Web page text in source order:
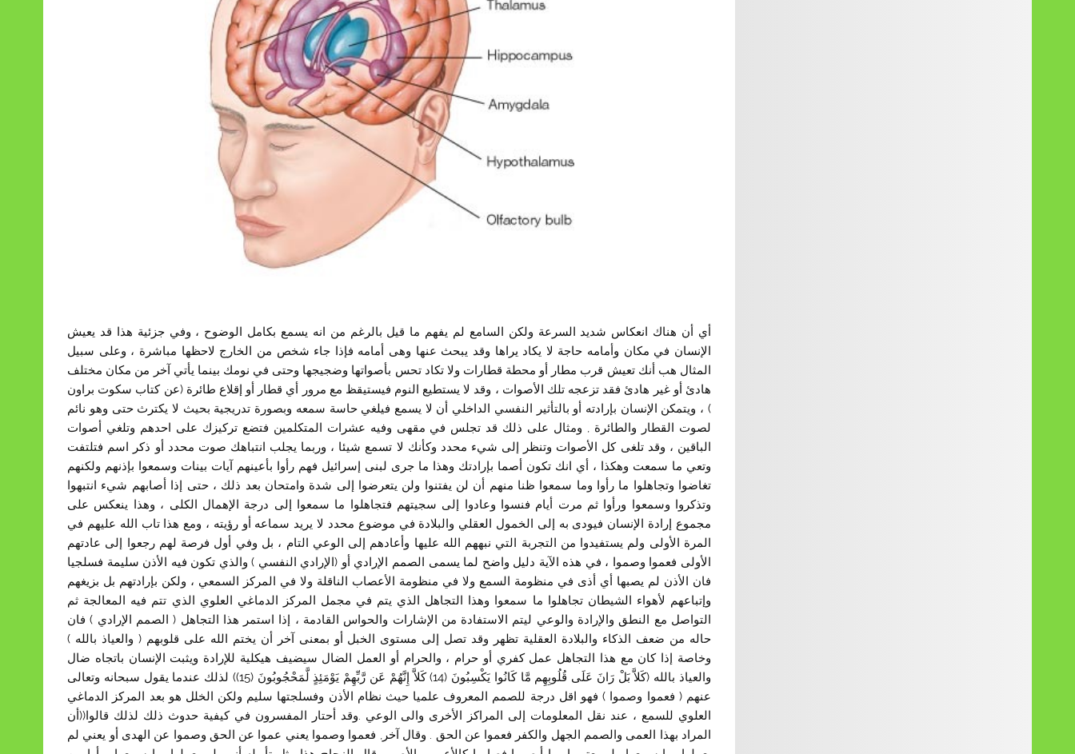
أي أن هناك انعكاس شديد السرعة ولكن السامع لم يفهم ما قيل بالرغم من انه يسمع بكامل الوضوح ، وفي جزئية هذا قد يعيش
الإنسان في مكان وأمامه حاجة لا يكاد يراها وقد يبحث عنها وهى أمامه فإذا جاء شخص من الخارج لاحظها مباشرة ، وعلى سبيل
المثال هب أنك تعيش قرب مطار أو محطة قطارات ولا تكاد تحس بأصواتها وضجيجها وحتى في نومك بينما يأتي آخر من مكان مختلف
هادئ أو غير هادئ فقد تزعجه تلك الأصوات ، وقد لا يستطيع النوم فيستيقظ مع مرور أي قطار أو إقلاع طائرة (عن كتاب سكوت براون
) ، ويتمكن الإنسان بإرادته أو بالتأثير النفسي الداخلي أن لا يسمع فيلغي حاسة سمعه وبصورة تدريجية بحيث لا يكترث حتى وهو نائم
لصوت القطار والطائرة , ومثال على ذلك قد تجلس في مقهى وفيه عشرات المتكلمين فتضع تركيزك على احدهم وتلغي أصوات
الباقين ، وقد تلغى كل الأصوات وتنظر إلى شيء محدد وكأنك لا تسمع شيئا ، وربما يجلب انتباهك صوت محدد أو ذكر اسم فتلتفت
وتعي ما سمعت وهكذا ، أي انك تكون أصما بإرادتك وهذا ما جرى لبنى إسرائيل فهم رأوا بأعينهم آيات بينات وسمعوا بإذنهم ولكنهم
تغاضوا وتجاهلوا ما رأوا وما سمعوا ظنا منهم أن لن يفتنوا ولن يتعرضوا إلى شدة وامتحان بعد ذلك ، حتى إذا أصابهم شيء انتبهوا
وتذكروا وسمعوا ورأوا ثم مرت أيام فنسوا وعادوا إلى سجيتهم فتجاهلوا ما سمعوا إلى درجة الإهمال الكلى ، وهذا ينعكس على
مجموع إرادة الإنسان فيودى به إلى الخمول العقلي والبلادة في موضوع محدد لا يريد سماعه أو رؤيته ، ومع هذا تاب الله عليهم في
المرة الأولى ولم يستفيدوا من التجربة التي نبههم الله عليها وأعادهم إلى الوعي التام ، بل وفي أول فرصة لهم رجعوا إلى عادتهم
الأولى فعموا وصموا ، في هذه الآية دليل واضح لما يسمى الصمم الإرادي أو (الإرادي النفسي ) والذي تكون فيه الأذن سليمة فسلجيا
فان الأذن لم يصبها أي أذى في منظومة السمع ولا في منظومة الأعصاب الناقلة ولا في المركز السمعي ، ولكن بإرادتهم بل بزيغهم
وإتباعهم لأهواء الشيطان تجاهلوا ما سمعوا وهذا التجاهل الذي يتم في مجمل المركز الدماغي العلوي الذي تتم فيه المعالجة ثم
التواصل مع النطق والإرادة والوعي ليتم الاستفادة من الإشارات والحواس القادمة ، إذا استمر هذا التجاهل ( الصمم الإرادي ) فان
حاله من ضعف الذكاء والبلادة العقلية تظهر وقد تصل إلى مستوى الخبل أو بمعنى آخر أن يختم الله على قلوبهم ( والعياذ بالله )
وخاصة إذا كان مع هذا التجاهل عمل كفري أو حرام ، والحرام أو العمل الضال سيضيف هيكلية للإرادة ويثبت الإنسان باتجاه ضال
والعياذ بالله (كَلاَّ بَلْ رَانَ عَلَى قُلُوبِهِم مَّا كَانُوا يَكْسِبُونَ (14) كَلاَّ إِنَّهُمْ عَن رَّبِّهِمْ يَوْمَئِذٍ لَّمَحْجُوبُونَ (15)) لذلك عندما يقول سبحانه وتعالى
عنهم ( فعموا وصموا ) فهو اقل درجة للصمم المعروف علميا حيث نظام الأذن وفسلجتها سليم ولكن الخلل هو بعد المركز الدماغي
العلوي للسمع ، عند نقل المعلومات إلى المراكز الأخرى والى الوعي .وقد أحتار المفسرون في كيفية حدوث ذلك لذلك قالوا((أن
المراد بهذا العمى والصمم الجهل والكفر فعموا عن الحق . وقال آخر, فعموا وصموا يعني عموا عن الحق وصموا عن الهدى أو يعني لم